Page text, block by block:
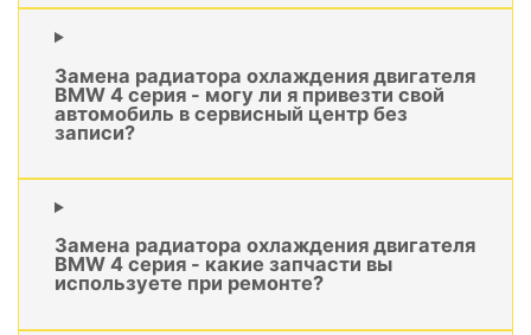
Замена радиатора охлаждения двигателя
BMW 4 серия - могу ли я привезти свой
автомобиль в сервисный центр без
записи?
Замена радиатора охлаждения двигателя
BMW 4 серия - какие запчасти вы
используете при ремонте?